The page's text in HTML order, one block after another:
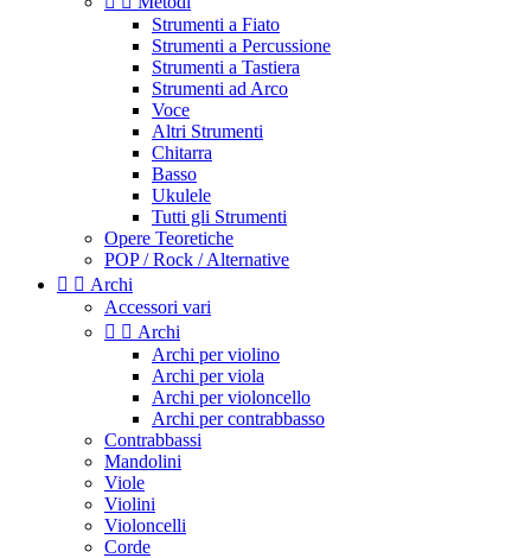
Strumenti a Fiato
Strumenti a Percussione
Strumenti a Tastiera
Strumenti ad Arco
Voce
Altri Strumenti
Chitarra
Basso
Ukulele
Tutti gli Strumenti
Opere Teoretiche
POP / Rock / Alternative
  Archi
Accessori vari
  Archi
Archi per violino
Archi per viola
Archi per violoncello
Archi per contrabbasso
Contrabbassi
Mandolini
Viole
Violini
Violoncelli
Corde